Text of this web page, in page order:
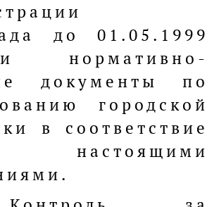
до 01.05.1999
нормативно-
документы по
городской
в соответствие